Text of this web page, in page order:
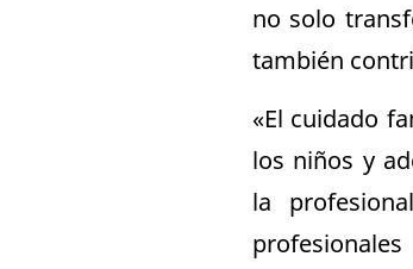
no solo
también
«El cuidado
los niños y
la